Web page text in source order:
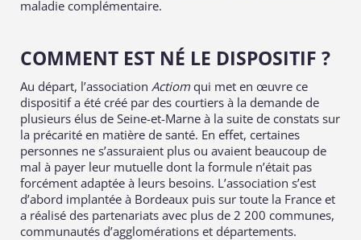
maladie complémentaire.
COMMENT EST NÉ LE DISPOSITIF ?
Au départ, l’association Actiom qui met en œuvre ce
dispositif a été créé par des courtiers à la demande de
plusieurs élus de Seine-et-Marne à la suite de constats sur
la précarité en matière de santé. En effet, certaines
personnes ne s’assuraient plus ou avaient beaucoup de
mal à payer leur mutuelle dont la formule n’était pas
forcément adaptée à leurs besoins. L’association s’est
d’abord implantée à Bordeaux puis sur toute la France et
a réalisé des partenariats avec plus de 2 200 communes,
communautés d’agglomérations et départements.